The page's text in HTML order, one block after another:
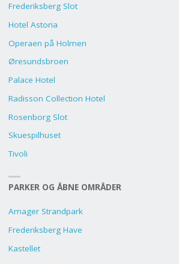
Frederiksberg Slot
Hotel Astoria
Operaen på Holmen
Øresundsbroen
Palace Hotel
Radisson Collection Hotel
Rosenborg Slot
Skuespilhuset
Tivoli
PARKER OG ÅBNE OMRÅDER
Amager Strandpark
Frederiksberg Have
Kastellet